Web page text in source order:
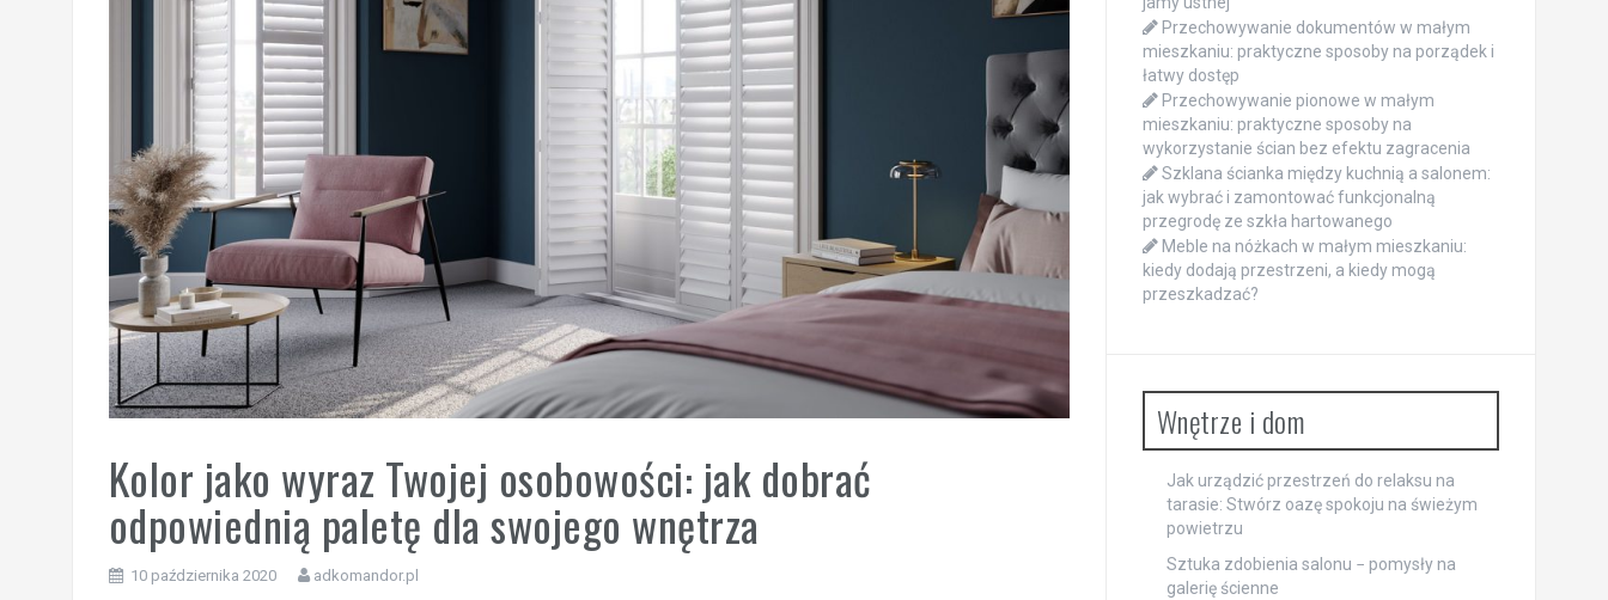
Kolor jako wyraz Twojej osobowości: jak dobrać
odpowiednią paletę dla swojego wnętrza
10 października 2020 adkomandor.pl
Przechowywanie dokumentów w małym
mieszkaniu: praktyczne sposoby na porządek i
łatwy dostęp
Przechowywanie pionowe w małym
mieszkaniu: praktyczne sposoby na
wykorzystanie ścian bez efektu zagracenia
Szklana ścianka między kuchnią a salonem:
jak wybrać i zamontować funkcjonalną
przegrodę ze szkła hartowanego
Meble na nóżkach w małym mieszkaniu:
kiedy dodają przestrzeni, a kiedy mogą
przeszkadzać?
Wnętrze i dom
Jak urządzić przestrzeń do relaksu na
tarasie: Stwórz oazę spokoju na świeżym
powietrzu
Sztuka zdobienia salonu − pomysły na
galerię ścienne